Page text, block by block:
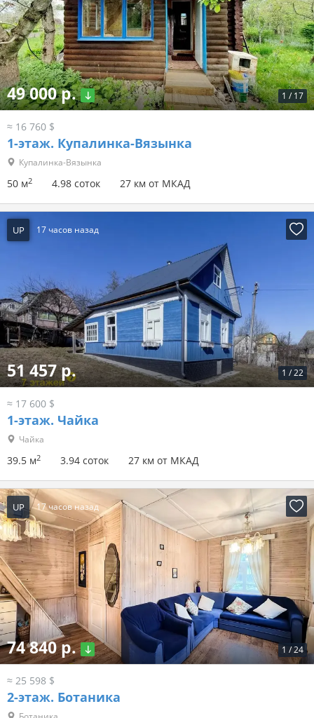
1 / 17
49 000 р.
≈ 16 760 $
1-этаж. Купалинка-Вязынка
Купалинка-Вязынка
50 м2 4.98 соток 27 км от МКАД
UP 17 часов назад
1 /22
51 457 р.
≈ 17 600 $
1-этаж. Чайка
Чайка
39.5 м2 3.94 соток 27 км от МКАД
UP 17 часов назад
1 /24
74 840 р.
≈ 25 598 $
2-этаж. Ботаника